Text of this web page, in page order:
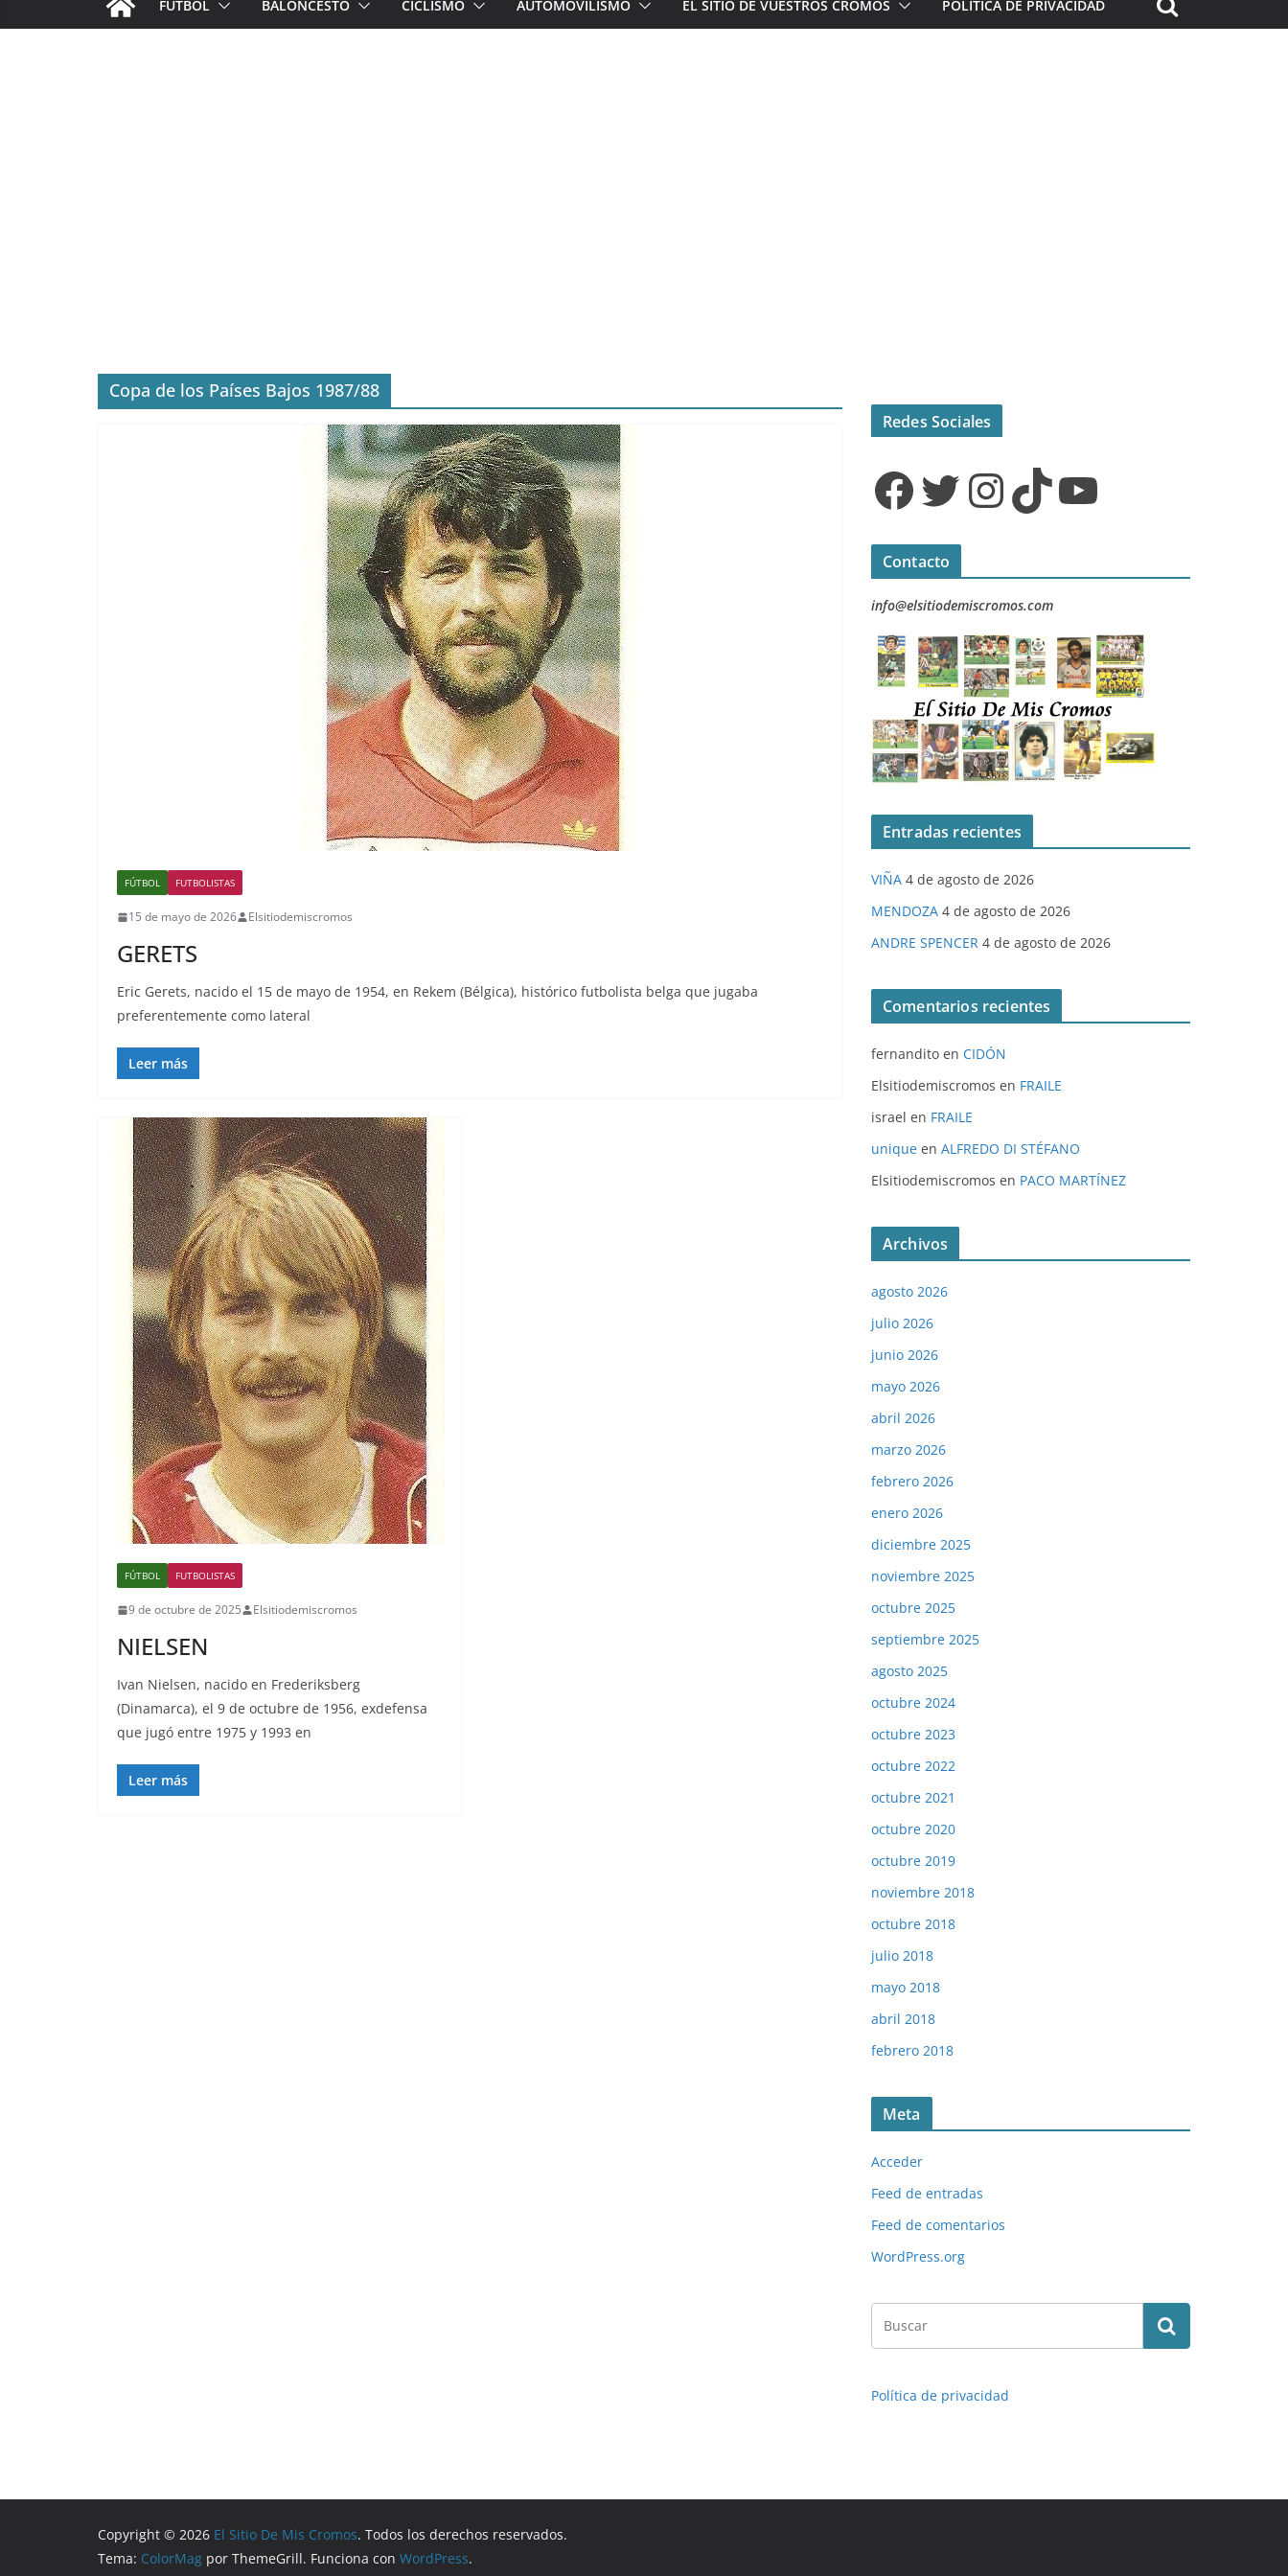
FÚTBOL BALONCESTO CICLISMO AUTOMOVILISMO EL SITIO DE VUESTROS CROMOS POLÍTICA DE PRIVACIDAD
Copa de los Países Bajos 1987/88
FÚTBOL FUTBOLISTAS
15 de mayo de 2026 Elsitiodemiscromos
GERETS
Eric Gerets, nacido el 15 de mayo de 1954, en Rekem (Bélgica), histórico futbolista belga que jugaba
preferentemente como lateral
Leer más
FÚTBOL FUTBOLISTAS
9 de octubre de 2025 Elsitiodemiscromos
NIELSEN
Ivan Nielsen, nacido en Frederiksberg
(Dinamarca), el 9 de octubre de 1956, exdefensa
que jugó entre 1975 y 1993 en
Leer más
Redes Sociales
Facebook Twitter InstagramTikTok YouTube
Contacto
info@elsitiodemiscromos.com
Entradas recientes
VIÑA 4 de agosto de 2026
MENDOZA 4 de agosto de 2026
ANDRE SPENCER 4 de agosto de 2026
Comentarios recientes
fernandito en CIDÓN
Elsitiodemiscromos en FRAILE
israel en FRAILE
unique en ALFREDO DI STÉFANO
Elsitiodemiscromos en PACO MARTÍNEZ
Archivos
agosto 2026
julio 2026
junio 2026
mayo 2026
abril 2026
marzo 2026
febrero 2026
enero 2026
diciembre 2025
noviembre 2025
octubre 2025
septiembre 2025
agosto 2025
octubre 2024
octubre 2023
octubre 2022
octubre 2021
octubre 2020
octubre 2019
noviembre 2018
octubre 2018
julio 2018
mayo 2018
abril 2018
febrero 2018
Meta
Acceder
Feed de entradas
Feed de comentarios
WordPress.org
Política de privacidad
Copyright © 2026 El Sitio De Mis Cromos. Todos los derechos reservados.
Tema: ColorMag por ThemeGrill. Funciona con WordPress.